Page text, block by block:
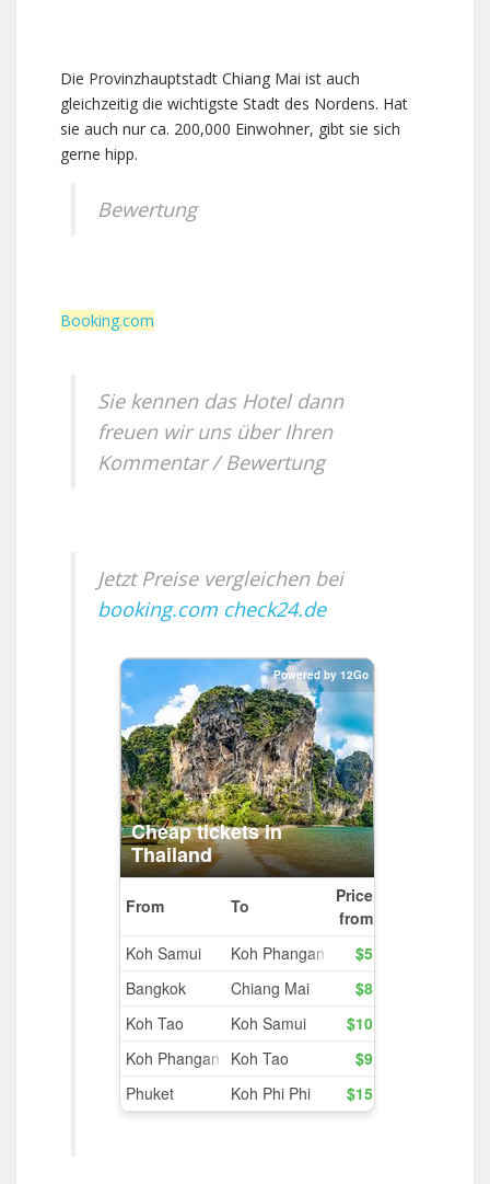
Die Provinzhauptstadt Chiang Mai ist auch
gleichzeitig die wichtigste Stadt des Nordens. Hat
sie auch nur ca. 200,000 Einwohner, gibt sie sich
gerne hipp.
Bewertung
Booking.com
Sie kennen das Hotel dann
freuen wir uns über Ihren
Kommentar / Bewertung
Jetzt Preise vergleichen bei
booking.com check24.de